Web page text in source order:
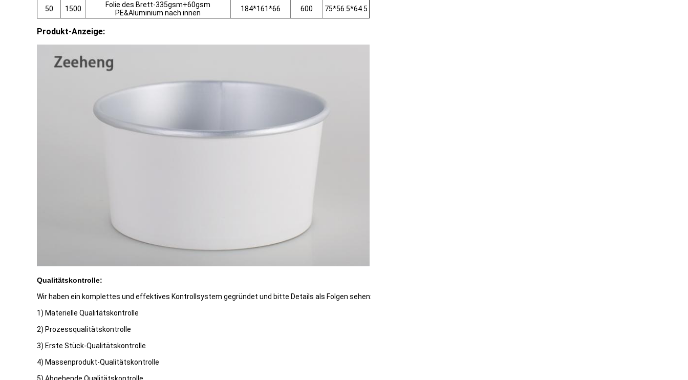
50 1500
Folie des Brett-335gsm+60gsm
PE&Aluminium nach innen
184*161*66 600 75*56.5*64.5
Produkt-Anzeige:
Qualitätskontrolle:
Wir haben ein komplettes und effektives Kontrollsystem gegründet und bitte Details als Folgen sehen:
1) Materielle Qualitätskontrolle
2) Prozessqualitätskontrolle
3) Erste Stück-Qualitätskontrolle
4) Massenprodukt-Qualitätskontrolle